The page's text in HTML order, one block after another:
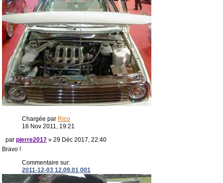
Chargée par Rico
16 Nov 2011, 19:21
par pierre2017 » 29 Déc 2017, 22:40
Bravo !
Commentaire sur:
2011-12-03 12.09.01 001